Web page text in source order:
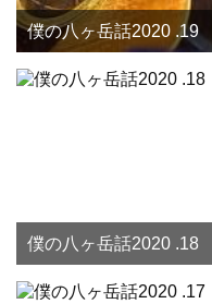
僕の八ヶ岳話2020 .19
僕の八ヶ岳話2020 .18